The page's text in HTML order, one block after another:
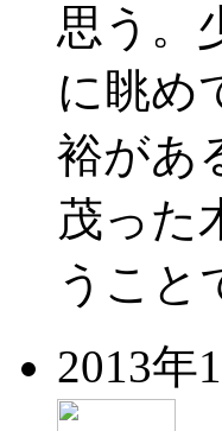
思う。
に眺め
裕があ
茂った
うこ
2013年